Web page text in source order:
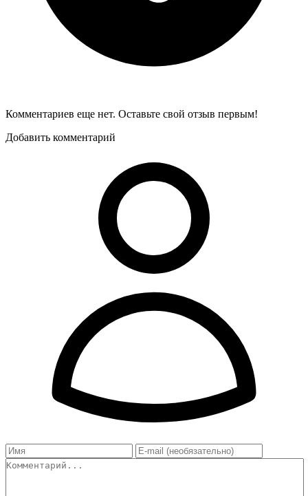
Комментариев еще нет. Оставьте свой отзыв первым!
Добавить комментарий